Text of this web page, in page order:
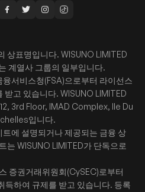
상표명입니다. WISUNO LIMITED
계열사 그룹의 일부입니다.
서비스청(FSA)으로부터 라이선스
받고 있습니다. WISUNO LIMITED
3rd Floor, IMAD Complex, Ile Du
입니다.
에 설명되거나 제공되는 금융 상
는 WISUNO LIMITED가 단독으로
증권거래위원회(CySEC)로부터
득하여 규제를 받고 있습니다. 등록